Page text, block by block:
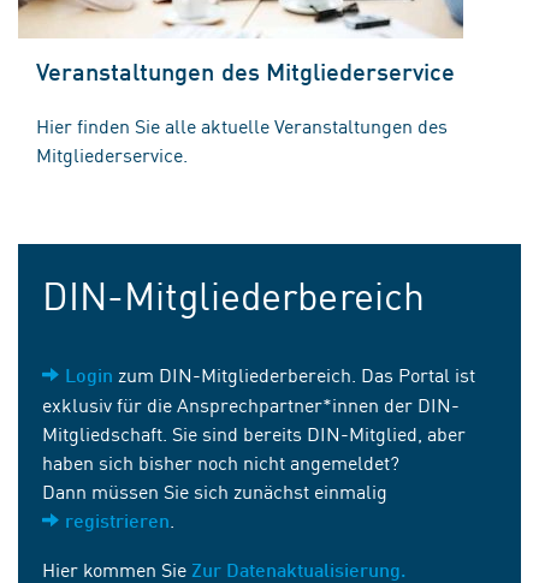
Veranstaltungen des Mitgliederservice
Hier finden Sie alle aktuelle Veranstaltungen des
Mitgliederservice.
DIN-Mitgliederbereich
Login zum DIN-Mitgliederbereich. Das Portal ist
exklusiv für die Ansprechpartner*innen der DIN-
Mitgliedschaft. Sie sind bereits DIN-Mitglied, aber
haben sich bisher noch nicht angemeldet?
Dann müssen Sie sich zunächst einmalig
registrieren
Hier kommen Sie Zur Datenaktualisierung.